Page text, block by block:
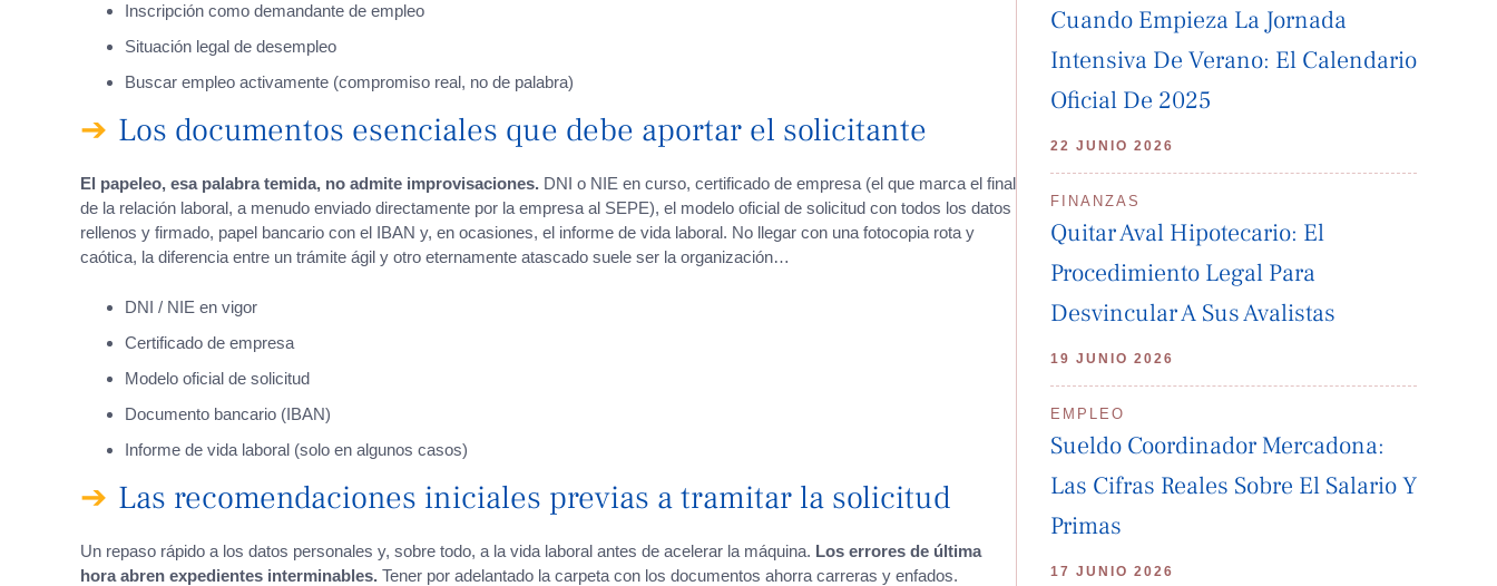
Inscripción como demandante de empleo
Situación legal de desempleo
Buscar empleo activamente (compromiso real, no de palabra)
Los documentos esenciales que debe aportar el solicitante
El papeleo, esa palabra temida, no admite improvisaciones. DNI o NIE en curso, certificado de empresa (el que marca el final
de la relación laboral, a menudo enviado directamente por la empresa al SEPE), el modelo oficial de solicitud con todos los datos
rellenos y firmado, papel bancario con el IBAN y, en ocasiones, el informe de vida laboral. No llegar con una fotocopia rota y
caótica, la diferencia entre un trámite ágil y otro eternamente atascado suele ser la organización…
DNI / NIE en vigor
Certificado de empresa
Modelo oficial de solicitud
Documento bancario (IBAN)
Informe de vida laboral (solo en algunos casos)
Las recomendaciones iniciales previas a tramitar la solicitud
Un repaso rápido a los datos personales y, sobre todo, a la vida laboral antes de acelerar la máquina. Los errores de última
hora abren expedientes interminables. Tener por adelantado la carpeta con los documentos ahorra carreras y enfados.
Cuando Empieza La Jornada
Intensiva De Verano: El Calendario
Oficial De 2025
22 JUNIO 2026
FINANZAS
Quitar Aval Hipotecario: El
Procedimiento Legal Para
Desvincular A Sus Avalistas
19 JUNIO 2026
EMPLEO
Sueldo Coordinador Mercadona:
Las Cifras Reales Sobre El Salario Y
Primas
17 JUNIO 2026